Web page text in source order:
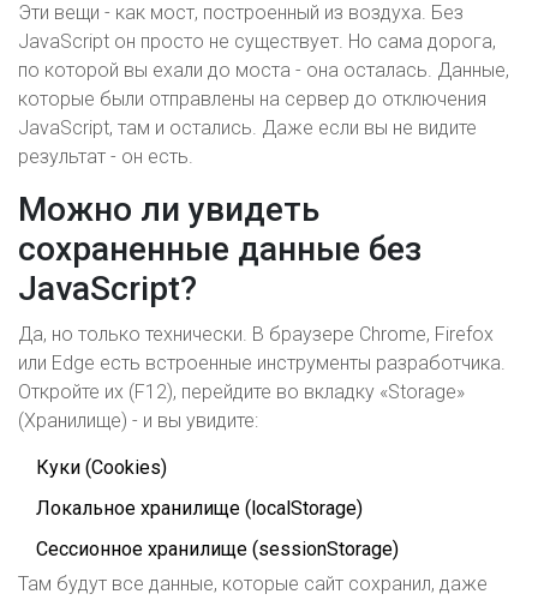
Эти вещи - как мост, построенный из воздуха. Без
JavaScript он просто не существует. Но сама дорога,
по которой вы ехали до моста - она осталась. Данные,
которые были отправлены на сервер до отключения
JavaScript, там и остались. Даже если вы не видите
результат - он есть.
Можно ли увидеть
сохраненные данные без
JavaScript?
Да, но только технически. В браузере Chrome, Firefox
или Edge есть встроенные инструменты разработчика.
Откройте их (F12), перейдите во вкладку «Storage»
(Хранилище) - и вы увидите:
Куки (Cookies)
Локальное хранилище (localStorage)
Сессионное хранилище (sessionStorage)
Там будут все данные, которые сайт сохранил, даже